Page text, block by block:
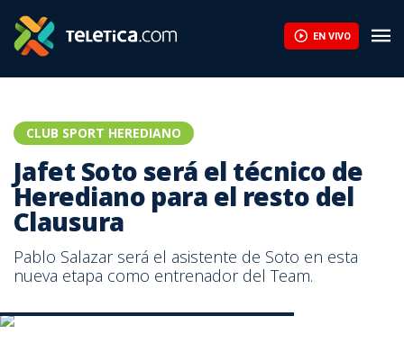
EN VIVO
CLUB SPORT HEREDIANO
Jafet Soto será el técnico de
Herediano para el resto del
Clausura
Pablo Salazar será el asistente de Soto en esta
nueva etapa como entrenador del Team.